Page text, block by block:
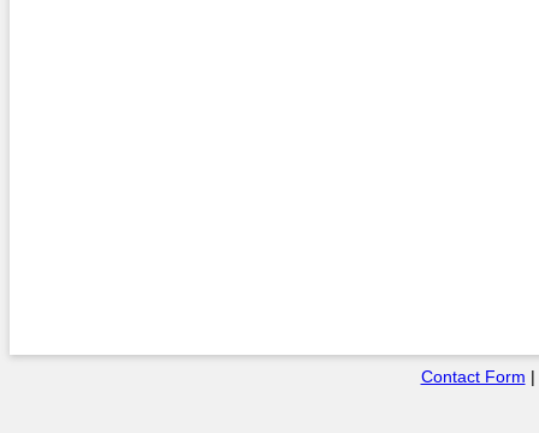
Contact Form |